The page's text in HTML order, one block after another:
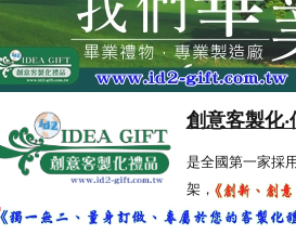
創意客製化
是全國第一家採
架，